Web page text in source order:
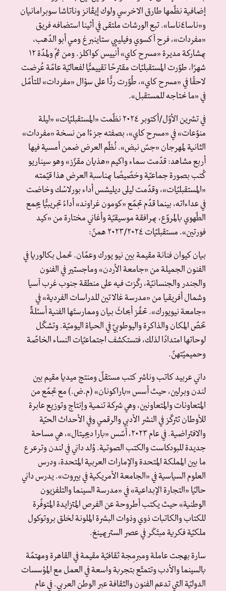
إضافية نظّمها طارق الاخرسي ولوك إيڤانز وناتاشا سوبرامانيان
و«ناسا٤ناسا». تبع الورشات ملتقى في أثينا استضافه فريق
«مفردات»، فرح آكسوي وفيليپي ستاينبرغ ومي أبو الدّهب،
بمشاركة مديرة «مسرح كاي» أنييس كواكلز. ومن ثمّ ولمدّة ١٢
شهرًا، طوّرت المستقبليّات مقترحًا تقييميًّا لفعاليّة عامّة عُرضت
لاحقًا في «مسرح كاي»، طُوّرت ردًّا على سؤال «مفردات» للتأمّل
في «ما نحتاجه للمستقبل».
في تشرين الأوّل/أكتوبر ٢٠٢٤ نظّمت «المستقبليّات» «ليلة
منوّعات» في «مسرح كاي»، بصفته جزءًا من نسخة «مفردات»
الثانية لمهرجان «جسّ نبض». نُظّم العرض ضمن أمسية فيها
أربع مشاهد: قدّمت سماء واكيم «هذيان مقزّز» وهو سيناريو
كُتب بصورة جماعيّة وخصّيصًا بمناسبة العرض هذا قيّمته
«المستقبليّات»، وقدّمت ليلى ديليشس أداء بورلاسْك وخاضت
في عداءاته، بينما قدّم تجمّع «كومون غراوند» أداءً تجريبيًّا يجمع
الطّهوي بالمروّع، بمرافقة موسيقيّة وأغاني مختارة من «كيد
فورتين». مستقبليّات ٢٠٢٣/٢٠٢٤ همنّ:
بيان كيوان فنانة مقيمة بين نيو يورك وعمّان. تحمل بكالوريا في
الفنون الجميلة من «جامعة الأردن» وماجستير في الفنون
والجندر والجنسانيّة، ركّزت فيه على منطقة جنوب غرب آسيا
وشمال أفريقيا من «مدرسة غالاتين للدراسات الفردية» في
«جامعة نيويورك». تحفّز أبحاثَ بيان وممارستَها الفنية أسئلةٌ
تخصّ المكان والذاكرة واليوطوبيّ في الحياة اليوميّة. وتشكّل
لوحاتها امتدادًا لذلك، فتستكشف اجتماعيّات النساء الخاصّة
وحميميّتهنّ.
داني عربيد كاتب وناشر كتب مستقلّ ومنتج ميديا مقيم بين
لندن وبرلين، حيث أسس «باراكونان» (م.ض.) مع تجمّع من
المتعاونات والمتعاونين، وهي شركة تنمية وإنتاج وتوزيع عابرة
للأوطان تتركّز في النشر الأدبي والرقمي وفي الأحداث الحيّة
والافتراضية. في عام ٢٠٢٣، أسّس «بارا ديجيتال»، هي مساحة
جديدة للبودكاست والكتب الصوتية. وُلد داني في لندن وترعرع
ما بين المملكة المتحدة والإمارات العربية المتحدة، ودرس
العلوم السياسية في «الجامعة الأمريكية في بيروت». يدرس داني
حاليًا «التجارة الإبداعية» في «مدرسة السينما والتلفزيون
الوطنية» حيث يكتب أطروحة عن الفرص المتزايدة المتوفّرة
للكتاب والكاتبات ذوي وذوات البشرة الملونة لخلق بروتوكول
ملكيّة فكرية مبتَكَر في عصر الستريمينغ.
سارة بهجت عاملة ومبرمِجة ثقافيّة مقيمة في القاهرة ومهتمّة
بالسينما والأدب وتتمتّع بتجربة واسعة في العمل مع المؤسسات
الدوليّة التي تدعم الفنون والثقافة عبر الوطن العربي. في عام